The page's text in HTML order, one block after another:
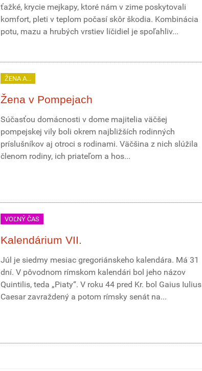
ťažké, krycie mejkapy, ktoré nám v zime poskytovali
komfort, pleti v teplom počasí skôr škodia. Kombinácia
potu, mazu a hrubých vrstiev líčidiel je spoľahliv...
ŽENA A...
Žena v Pompejach
Súčasťou domácnosti v dome majitelia väčšej
pompejskej vily boli okrem najbližších rodinných
príslušníkov aj otroci s rodinami. Väčšina z nich slúžila
členom rodiny, ich priateľom a hos...
VOĽNÝ ČAS
Kalendárium VII.
Júl je siedmy mesiac gregoriánskeho kalendára. Má 31
dní. V pôvodnom rímskom kalendári bol jeho názov
Quintilis, teda „Piaty“. V roku 44 pred Kr. bol Gaius Iulius
Caesar zavraždený a potom rímsky senát na...